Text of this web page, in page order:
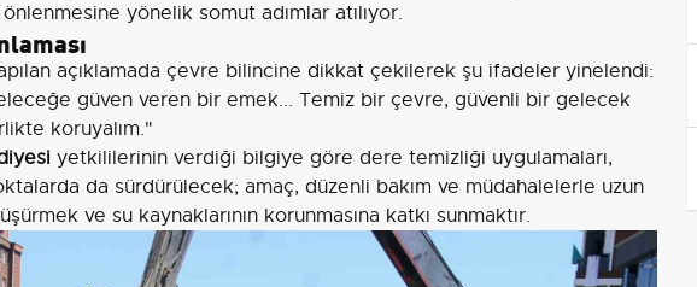
yönelik somut adımlar atılıyor.
açıklamada çevre bilincine dikkat çekilerek şu ifadeler yinelendi:
güven veren bir emek... Temiz bir çevre, güvenli bir gelecek
koruyalım."
yetkililerinin verdiği bilgiye göre dere temizliği uygulamaları,
da sürdürülecek; amaç, düzenli bakım ve müdahalelerle uzun
ve su kaynaklarının korunmasına katkı sunmaktır.